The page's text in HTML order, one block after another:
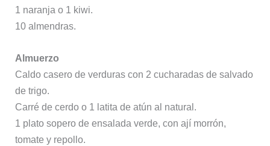
1 naranja o 1 kiwi.
10 almendras.
Almuerzo
Caldo casero de verduras con 2 cucharadas de salvado
de trigo.
Carré de cerdo o 1 latita de atún al natural.
1 plato sopero de ensalada verde, con ají morrón,
tomate y repollo.